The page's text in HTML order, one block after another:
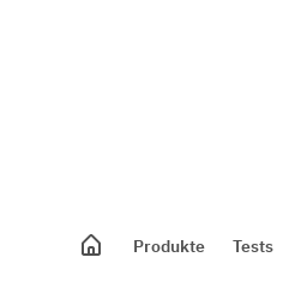
Produkte Tests